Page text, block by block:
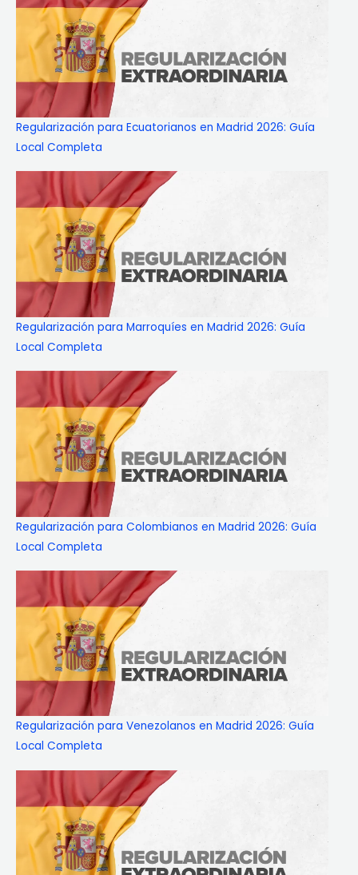
Regularización para Ecuatorianos en Madrid 2026: Guía
Local Completa
Regularización para Marroquíes en Madrid 2026: Guía
Local Completa
Regularización para Colombianos en Madrid 2026: Guía
Local Completa
Regularización para Venezolanos en Madrid 2026: Guía
Local Completa